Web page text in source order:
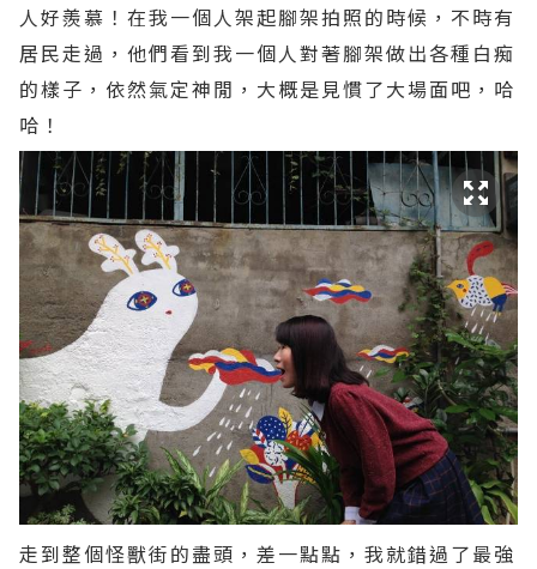
人好羨慕！在我一個人架起腳架拍照的時候，不時有
居民走過，他們看到我一個人對著腳架做出各種白痴
的樣子，依然氣定神閒，大概是見慣了大場面吧，哈
哈！
走到整個怪獸街的盡頭，差一點點，我就錯過了最強